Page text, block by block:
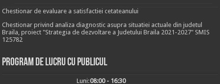
Chestionar de evaluare a satisfactiei cetateanului
Chestionar privind analiza diagnostic asupra situatiei actuale din judetul
Braila, proiect "Strategia de dezvoltare a Judetului Braila 2021-2027" SMIS
125782
Program de lucru cu publicul
Luni:08:00 - 16:30